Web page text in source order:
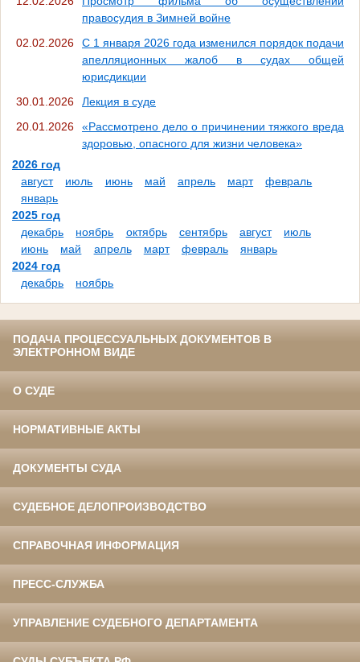
правосудия в Зимней войне
02.02.2026
С 1 января 2026 года изменился порядок подачи
апелляционных жалоб в судах общей
юрисдикции
30.01.2026
Лекция в суде
20.01.2026
«Рассмотрено дело о причинении тяжкого вреда
здоровью, опасного для жизни человека»
2026 год
август
июль июнь май апрель март
февраль
январь
2025 год
декабрь
ноябрь октябрь сентябрь август
июль
июнь
май апрель март февраль
январь
2024 год
декабрь
ноябрь
ПОДАЧА ПРОЦЕССУАЛЬНЫХ ДОКУМЕНТОВ В
ЭЛЕКТРОННОМ ВИДЕ
О СУДЕ
НОРМАТИВНЫЕ АКТЫ
ДОКУМЕНТЫ СУДА
СУДЕБНОЕ ДЕЛОПРОИЗВОДСТВО
СПРАВОЧНАЯ ИНФОРМАЦИЯ
ПРЕСС-СЛУЖБА
УПРАВЛЕНИЕ СУДЕБНОГО ДЕПАРТАМЕНТА